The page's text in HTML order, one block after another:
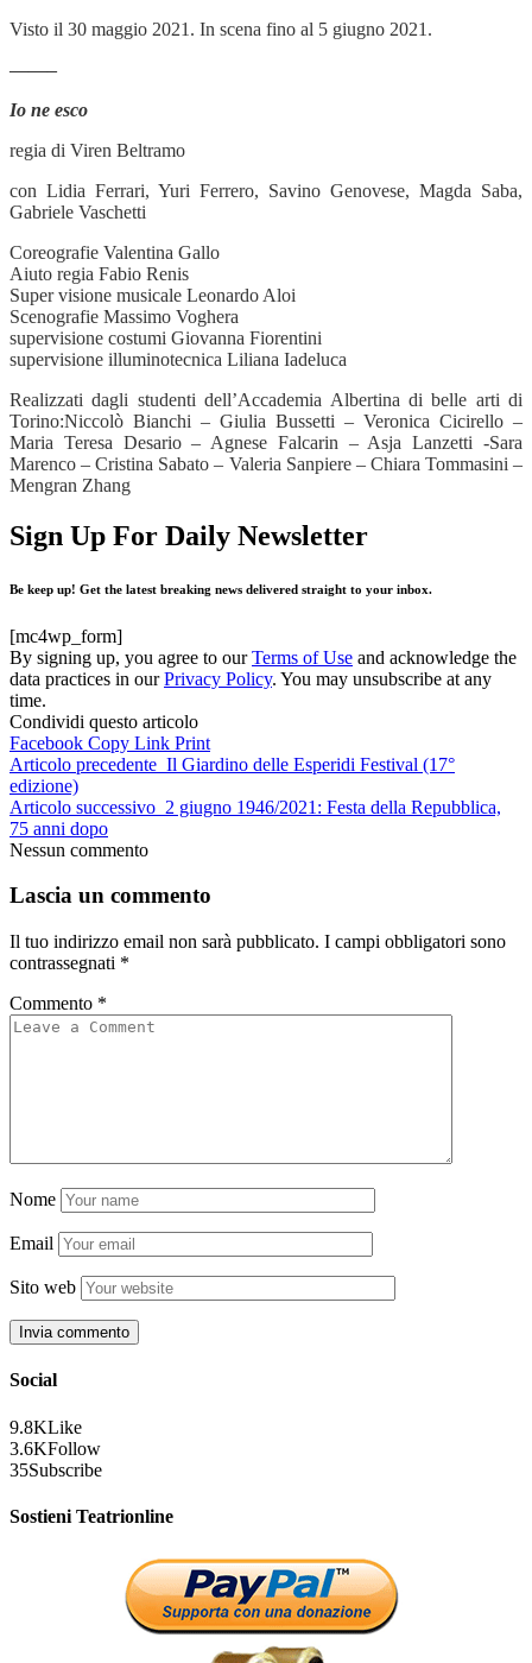
Visto il 30 maggio 2021. In scena fino al 5 giugno 2021.
——–
Io ne esco
regia di Viren Beltramo
con Lidia Ferrari, Yuri Ferrero, Savino Genovese, Magda Saba,
Gabriele Vaschetti
Coreografie Valentina Gallo
Aiuto regia Fabio Renis
Supervisione musicale Leonardo Aloi
Scenografie Massimo Voghera
supervisione costumi Giovanna Fiorentini
supervisione illuminotecnica Liliana Iadeluca
Realizzati dagli studenti dell’Accademia Albertina di belle arti di
Torino:Niccolò Bianchi – Giulia Bussetti – Veronica Cicirello –
Maria Teresa Desario – Agnese Falcarin – Asja Lanzetti -Sara
Marenco – Cristina Sabato – Valeria Sanpiere – Chiara Tommasini –
Mengran Zhang
Sign Up For Daily Newsletter
Be keep up! Get the latest breaking news delivered straight to your inbox.
[mc4wp_form]
By signing up, you agree to ourTerms of Use and acknowledge the
data practices in ourPrivacy Policy. You may unsubscribe at any
time.
Condividi questo articolo
Facebook Copy Link Print
Articolo precedente Il Giardino delle Esperidi Festival (17°
edizione)
Articolo successivo 2 giugno 1946/2021: Festa della Repubblica,
75 anni dopo
Nessun commento
Lascia un commento
Il tuo indirizzo email non sarà pubblicato. I campi obbligatori sono
contrassegnati *
Commento *
Nome
Email
Sito web
Social
9.8KLike
3.6KFollow
35Subscribe
Sostieni Teatrionline